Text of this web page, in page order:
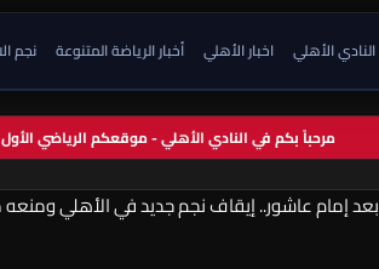
النادي الأهلي اخبار الأهلي أخبار الرياضة المتنوعة نجم
مرحباً بكم في النادي الأهلي - موقعكم الرياضي
بعد إمام عاشور.. إيقاف نجم جديد في الأهلي